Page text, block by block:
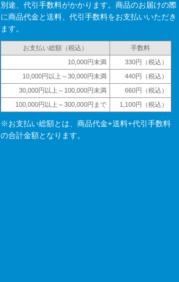
別途、代引手数料がかかります。商品のお届けの際
に商品代金と送料、代引手数料をお支払いいただき
ます。
お支払い総額（税込）
手数料
10,000円未満
330円（税込）
10,000円以上～30,000円未満
440円（税込）
30,000円以上～100,000円未満
660円（税込）
100,000円以上～300,000円まで
1,100円（税込）
※お支払い総額とは、商品代金+送料+代引手数料
の合計金額となります。